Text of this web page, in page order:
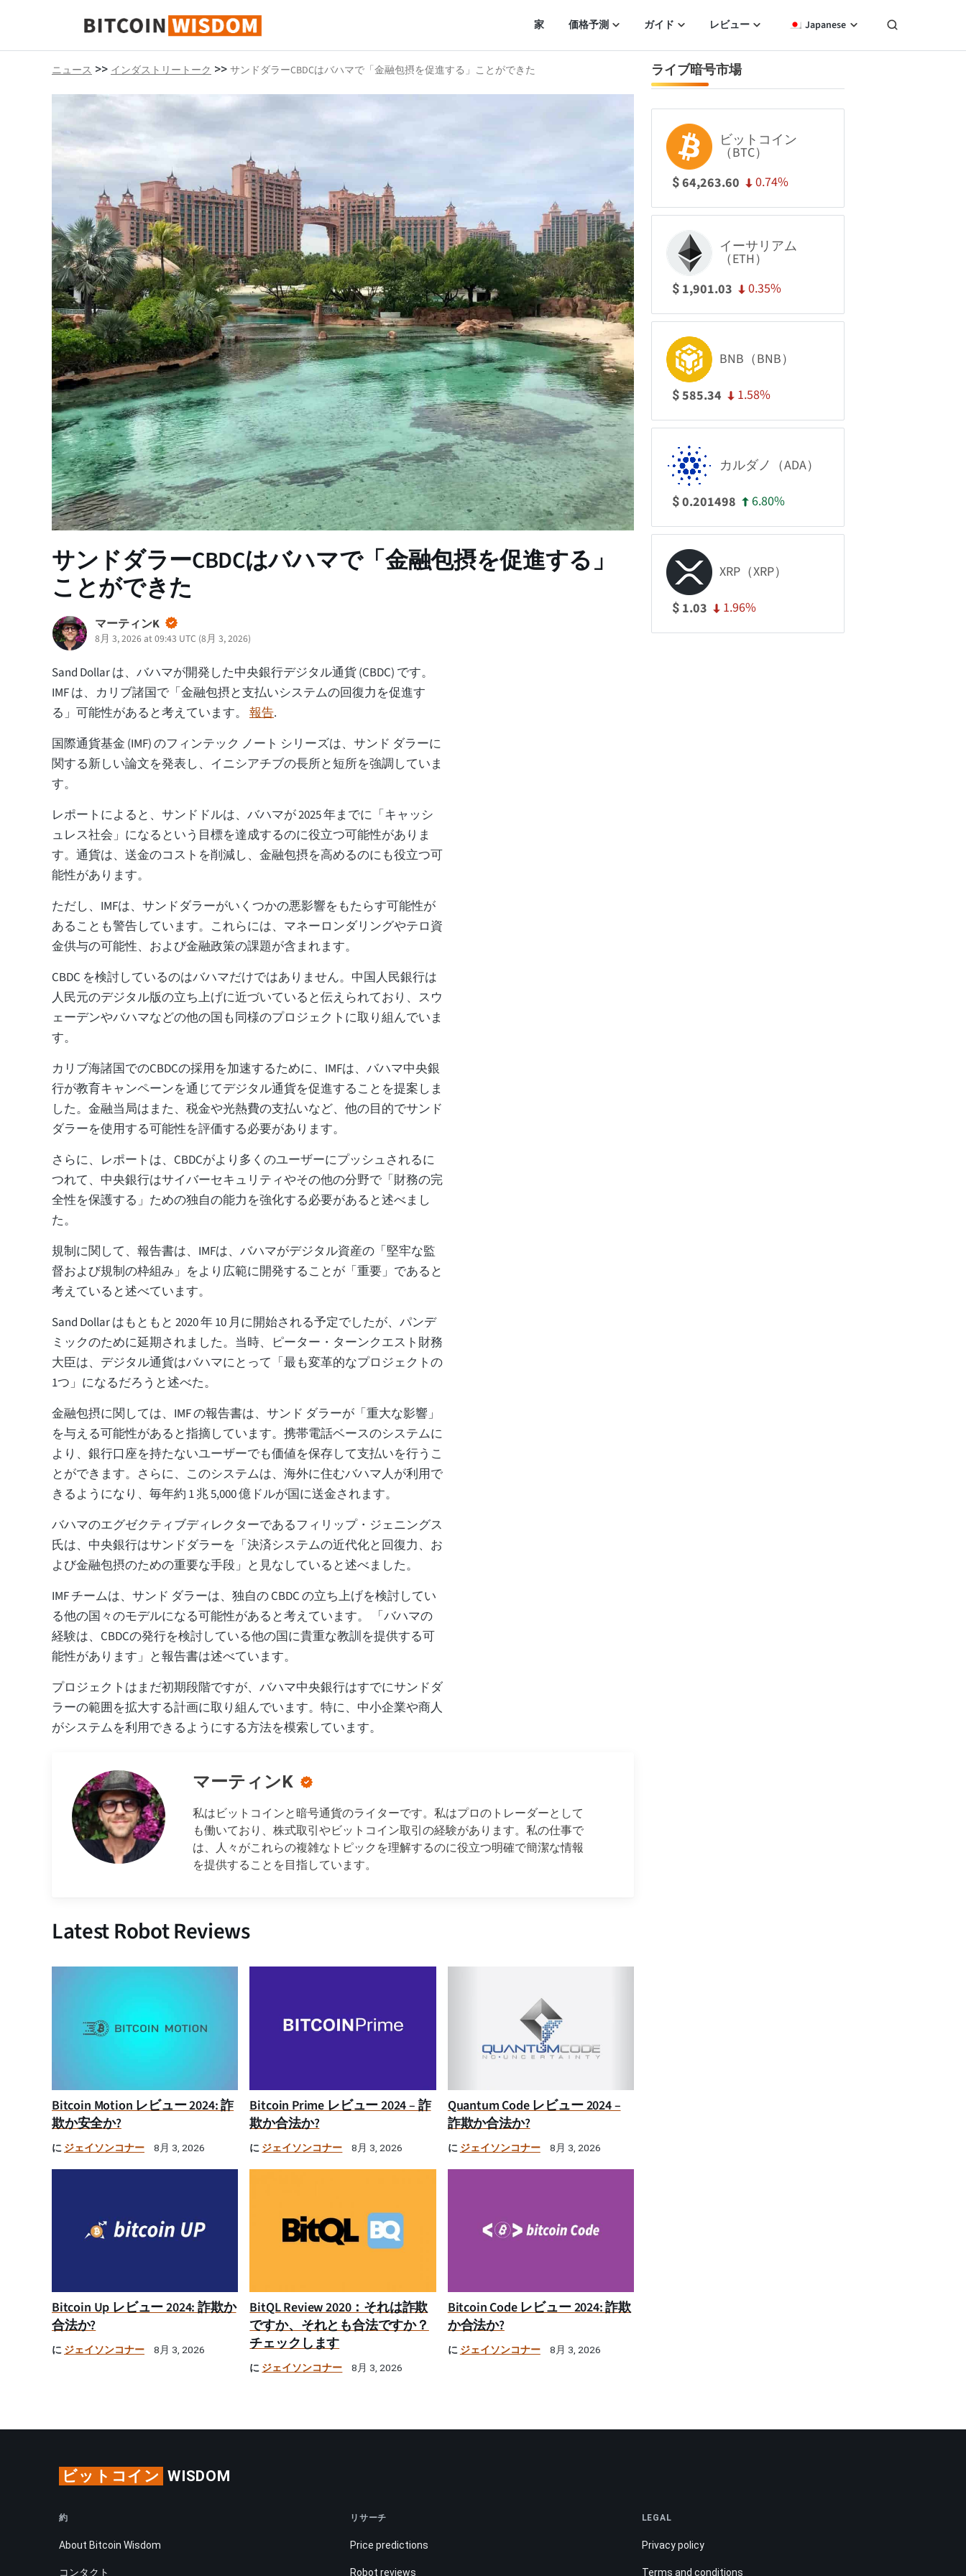
ビットコインの知恵
家 価格予測 ガイド レビュー Japanese
ニュース >> インダストリートーク >> サンドダラーCBDCはバハマで「金融包摂を促進する」ことができた
サンドダラーCBDCはバハマで「金融包摂を促進する」
ことができた
マーティンK
8月 3, 2026 at 09:43 UTC (8月 3, 2026)
Sand Dollar は、バハマが開発した中央銀行デジタル通貨 (CBDC) です。
IMF は、カリブ諸国で「金融包摂と支払いシステムの回復力を促進す
る」可能性があると考えています。 報告.
国際通貨基金 (IMF) のフィンテック ノート シリーズは、サンド ダラーに
関する新しい論文を発表し、イニシアチブの長所と短所を強調していま
す。
レポートによると、サンドドルは、バハマが 2025 年までに「キャッシ
ュレス社会」になるという目標を達成するのに役立つ可能性がありま
す。通貨は、送金のコストを削減し、金融包摂を高めるのにも役立つ可
能性があります。
ただし、IMFは、サンドダラーがいくつかの悪影響をもたらす可能性が
あることも警告しています。これらには、マネーロンダリングやテロ資
金供与の可能性、および金融政策の課題が含まれます。
CBDC を検討しているのはバハマだけではありません。中国人民銀行は
人民元のデジタル版の立ち上げに近づいていると伝えられており、スウ
ェーデンやバハマなどの他の国も同様のプロジェクトに取り組んでいま
す。
カリブ海諸国でのCBDCの採用を加速するために、IMFは、バハマ中央銀
行が教育キャンペーンを通じてデジタル通貨を促進することを提案しま
した。金融当局はまた、税金や光熱費の支払いなど、他の目的でサンド
ダラーを使用する可能性を評価する必要があります。
さらに、レポートは、CBDCがより多くのユーザーにプッシュされるに
つれて、中央銀行はサイバーセキュリティやその他の分野で「財務の完
全性を保護する」ための独自の能力を強化する必要があると述べまし
た。
規制に関して、報告書は、IMFは、バハマがデジタル資産の「堅牢な監
督および規制の枠組み」をより広範に開発することが「重要」であると
考えていると述べています。
Sand Dollar はもともと 2020 年 10 月に開始される予定でしたが、パンデ
ミックのために延期されました。当時、ピーター・ターンクエスト財務
大臣は、デジタル通貨はバハマにとって「最も変革的なプロジェクトの
1つ」になるだろうと述べた。
金融包摂に関しては、IMF の報告書は、サンド ダラーが「重大な影響」
を与える可能性があると指摘しています。携帯電話ベースのシステムに
より、銀行口座を持たないユーザーでも価値を保存して支払いを行うこ
とができます。さらに、このシステムは、海外に住むバハマ人が利用で
きるようになり、毎年約 1 兆 5,000 億ドルが国に送金されます。
バハマのエグゼクティブディレクターであるフィリップ・ジェニングス
氏は、中央銀行はサンドダラーを「決済システムの近代化と回復力、お
よび金融包摂のための重要な手段」と見なしていると述べました。
IMF チームは、サンド ダラーは、独自の CBDC の立ち上げを検討してい
る他の国々のモデルになる可能性があると考えています。 「バハマの
経験は、CBDCの発行を検討している他の国に貴重な教訓を提供する可
能性があります」と報告書は述べています。
プロジェクトはまだ初期段階ですが、バハマ中央銀行はすでにサンドダ
ラーの範囲を拡大する計画に取り組んでいます。特に、中小企業や商人
がシステムを利用できるようにする方法を模索しています。
マーティンK
私はビットコインと暗号通貨のライターです。私はプロのトレーダーとして
も働いており、株式取引やビットコイン取引の経験があります。私の仕事で
は、人々がこれらの複雑なトピックを理解するのに役立つ明確で簡潔な情報
を提供することを目指しています。
Latest Robot Reviews
Bitcoin Motion レビュー 2024: 詐
欺か安全か?
に ジェイソンコナー 8月 3, 2026
Bitcoin Prime レビュー 2024 – 詐
欺か合法か?
に ジェイソンコナー 8月 3, 2026
Quantum Code レビュー 2024 –
詐欺か合法か?
に ジェイソンコナー 8月 3, 2026
Bitcoin Up レビュー 2024: 詐欺か
合法か?
に ジェイソンコナー 8月 3, 2026
BitQL Review 2020：それは詐欺
ですか、それとも合法ですか？
チェックします
に ジェイソンコナー 8月 3, 2026
Bitcoin Code レビュー 2024: 詐欺
か合法か?
に ジェイソンコナー 8月 3, 2026
ライブ暗号市場
ビットコイン
（BTC）
$64,263.60 0.74%
イーサリアム
（ETH）
$ 1,901.03 0.35%
BNB（BNB）
$585.34 1.58%
カルダノ（ADA）
$0.201498 6.80%
XRP（XRP）
$ 1.03 1.96%
ビットコイン WISDOM
約
About Bitcoin Wisdom
コンタクト
リサーチ
Price predictions
Robot reviews
LEGAL
Privacy policy
Terms and conditions